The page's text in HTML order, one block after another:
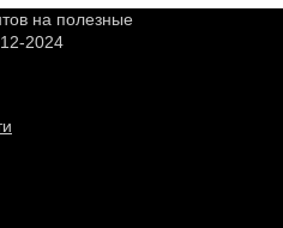
на полезные
2024